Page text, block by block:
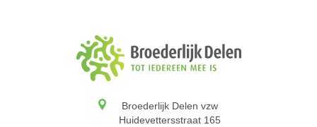
Broederlijk Delen vzw
Huidevettersstraat 165